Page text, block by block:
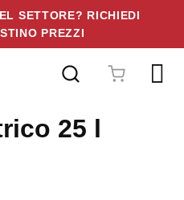
SETTORE? RICHIEDI
PREZZI
25 l